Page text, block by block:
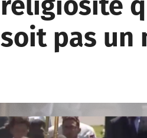
pas un